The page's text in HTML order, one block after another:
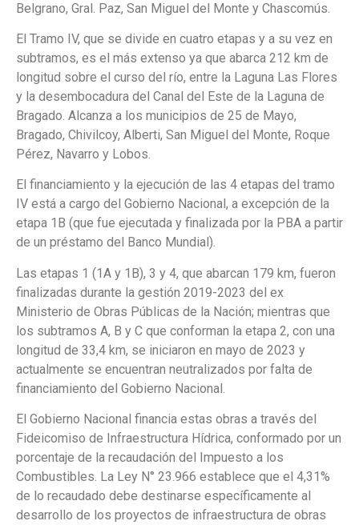
Belgrano, Gral. Paz, San Miguel del Monte y Chascomús.
El Tramo IV, que se divide en cuatro etapas y a su vez en
subtramos, es el más extenso ya que abarca 212 km de
longitud sobre el curso del río, entre la Laguna Las Flores
y la desembocadura del Canal del Este de la Laguna de
Bragado. Alcanza a los municipios de 25 de Mayo,
Bragado, Chivilcoy, Alberti, San Miguel del Monte, Roque
Pérez, Navarro y Lobos.
El financiamiento y la ejecución de las 4 etapas del tramo
IV está a cargo del Gobierno Nacional, a excepción de la
etapa 1B (que fue ejecutada y finalizada por la PBA a partir
de un préstamo del Banco Mundial).
Las etapas 1 (1A y 1B), 3 y 4, que abarcan 179 km, fueron
finalizadas durante la gestión 2019-2023 del ex
Ministerio de Obras Públicas de la Nación; mientras que
los subtramos A, B y C que conforman la etapa 2, con una
longitud de 33,4 km, se iniciaron en mayo de 2023 y
actualmente se encuentran neutralizados por falta de
financiamiento del Gobierno Nacional.
El Gobierno Nacional financia estas obras a través del
Fideicomiso de Infraestructura Hídrica, conformado por un
porcentaje de la recaudación del Impuesto a los
Combustibles. La Ley N° 23.966 establece que el 4,31%
de lo recaudado debe destinarse específicamente al
desarrollo de los proyectos de infraestructura de obras